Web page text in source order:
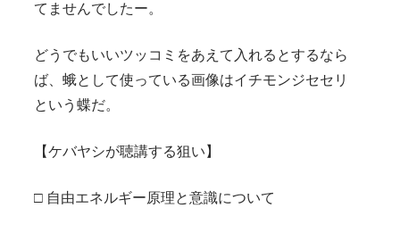
てませんでしたー。
どうでもいいツッコミをあえて入れるとするなら
ば、蛾として使っている画像はイチモンジセセリ
という蝶だ。
【ケバヤシが聴講する狙い】
□ 自由エネルギー原理と意識について